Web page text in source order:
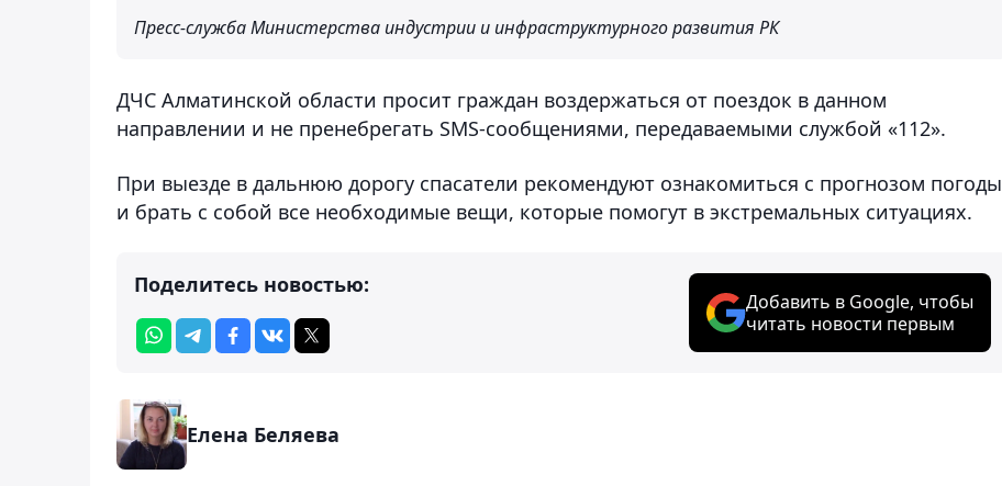
Пресс-служба Министерства индустрии и инфраструктурного развития РК
ДЧС Алматинской области просит граждан воздержаться от поездок в данном
направлении и не пренебрегать SMS-сообщениями, передаваемыми службой «112».
При выезде в дальнюю дорогу спасатели рекомендуют ознакомиться с прогнозом погоды
и брать с собой все необходимые вещи, которые помогут в экстремальных ситуациях.
Поделитесь новостью:
Добавить в Google, чтобы
читать новости первым
Елена Беляева